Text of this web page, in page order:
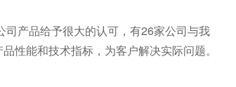
产品给予很大的认可，有26家公司与我
性能和技术指标，为客户解决实际问题。